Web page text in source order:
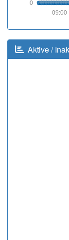
0
09:00
Aktive /